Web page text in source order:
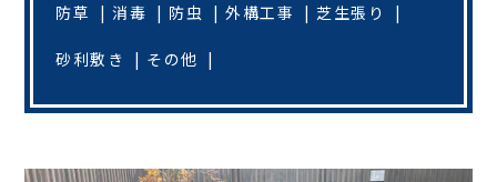
防草 消毒 防虫 外構工事 芝生張り
砂利敷き その他